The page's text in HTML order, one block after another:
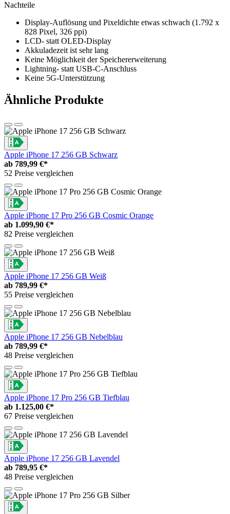
Nachteile
Display-Auflösung und Pixeldichte etwas schwach (1.792 x
828 Pixel, 326 ppi)
LCD- statt OLED-Display
Akkuladezeit ist sehr lang
Keine Möglichkeit der Speichererweiterung
Lightning- statt USB-C-Anschluss
Keine 5G-Unterstützung
Ähnliche Produkte
Apple iPhone 17 256 GB Schwarz
ab 789,99 €*
52 Preise vergleichen
Apple iPhone 17 Pro 256 GB Cosmic Orange
ab 1.099,90 €*
82 Preise vergleichen
Apple iPhone 17 256 GB Weiß
ab 789,99 €*
55 Preise vergleichen
Apple iPhone 17 256 GB Nebelblau
ab 789,99 €*
48 Preise vergleichen
Apple iPhone 17 Pro 256 GB Tiefblau
ab 1.125,00 €*
67 Preise vergleichen
Apple iPhone 17 256 GB Lavendel
ab 789,95 €*
48 Preise vergleichen